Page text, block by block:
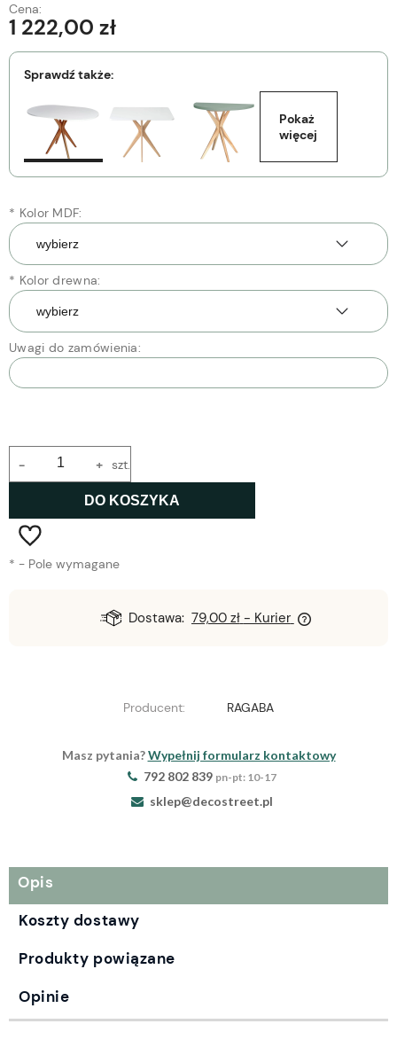
Cena:
1 222,00 zł
Sprawdź także:
Pokaż
więcej
* Kolor MDF:
* Kolor drewna:
Uwagi do zamówienia:
+
- szt.
DO KOSZYKA
* - Pole wymagane
Dostawa: 79,00 zł - Kurier
Producent: RAGABA
Masz pytania?Wypełnij formularz kontaktowy
792 802 839 pn-pt: 10-17
sklep@decostreet.pl
Opis
Koszty dostawy
Produkty powiązane
Opinie